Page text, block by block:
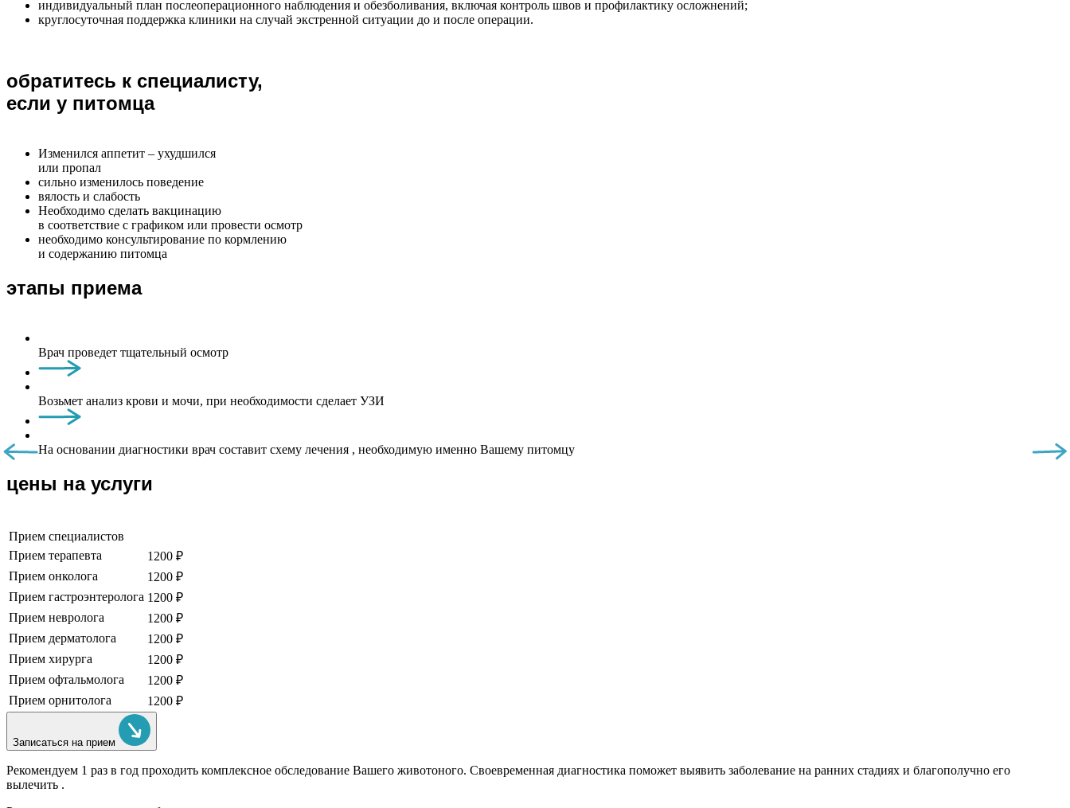
индивидуальный план послеоперационного наблюдения и обезболивания, включая контроль швов и профилактику осложнений;
круглосуточная поддержка клиники на случай экстренной ситуации до и после операции.
обратитесь к специалисту,
если у питомца
Изменился аппетит – ухудшился
или пропал
сильно изменилось поведение
вялость и слабость
Необходимо сделать вакцинацию
в соответствие с графиком или провести осмотр
необходимо консультирование по кормлению
и содержанию питомца
этапы приема
Врач проведет тщательный осмотр
Возьмет анализ крови и мочи, при необходимости сделает УЗИ
На основании диагностики врач составит схему лечения , необходимую именно Вашему питомцу
цены на услуги
Прием специалистов
Прием терапевта
1200 ₽
Прием онколога
1200 ₽
Прием гастроэнтеролога 1200 ₽
Прием невролога
1200 ₽
Прием дерматолога
1200 ₽
Прием хирурга
1200 ₽
Прием офтальмолога
1200 ₽
Прием орнитолога
1200 ₽
Записаться на прием
Рекомендуем 1 раз в год проходить комплексное обследование Вашего животоного. Своевременная диагностика поможет выявить заболевание на ранних стадиях и благополучно его
вылечить .